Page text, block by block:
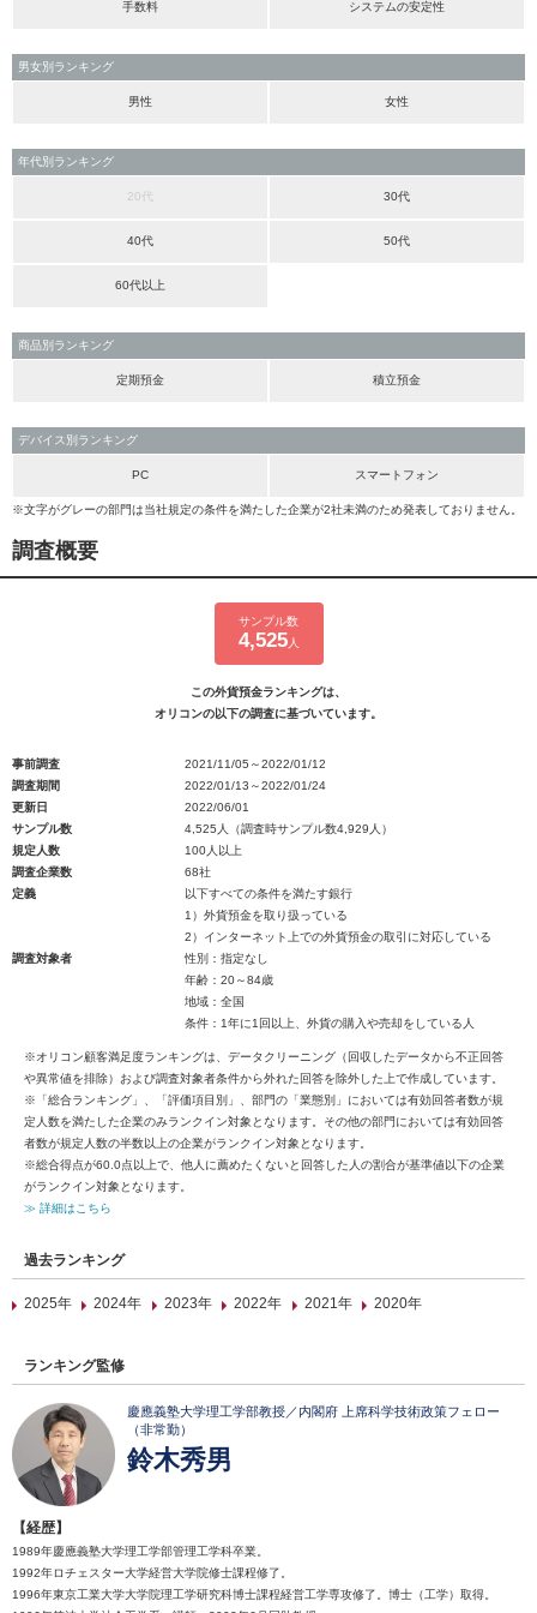
手数料 システムの安定性
男女別ランキング
男性 女性
年代別ランキング
20代 30代
40代 50代
60代以上
商品別ランキング
定期預金 積立預金
デバイス別ランキング
PC スマートフォン
※文字がグレーの部門は当社規定の条件を満たした企業が2社未満のため発表しておりません。
調査概要
サンプル数
4,525人
この外貨預金ランキングは、
オリコンの以下の調査に基づいています。
事前調査
2021/11/05～2022/01/12
調査期間
2022/01/13～2022/01/24
更新日
2022/06/01
サンプル数
4,525人（調査時サンプル数4,929人）
規定人数
100人以上
調査企業数
68社
定義
以下すべての条件を満たす銀行
1）外貨預金を取り扱っている
2）インターネット上での外貨預金の取引に対応している
調査対象者
性別：指定なし
年齢：20～84歳
地域：全国
条件：1年に1回以上、外貨の購入や売却をしている人
※オリコン顧客満足度ランキングは、データクリーニング（回収したデータから不正回答
や異常値を排除）および調査対象者条件から外れた回答を除外した上で作成しています。
※「総合ランキング」、「評価項目別」、部門の「業態別」においては有効回答者数が規
定人数を満たした企業のみランクイン対象となります。その他の部門においては有効回答
者数が規定人数の半数以上の企業がランクイン対象となります。
※総合得点が60.0点以上で、他人に薦めたくないと回答した人の割合が基準値以下の企業
がランクイン対象となります。
≫ 詳細はこちら
過去ランキング
2025年 2024年 2023年 2022年 2021年 2020年
ランキング監修
慶應義塾大学理工学部教授／内閣府 上席科学技術政策フェロー
（非常勤）
鈴木秀男
【経歴】
1989年慶應義塾大学理工学部管理工学科卒業。
1992年ロチェスター大学経営大学院修士課程修了。
1996年東京工業大学大学院理工学研究科博士課程経営工学専攻修了。博士（工学）取得。